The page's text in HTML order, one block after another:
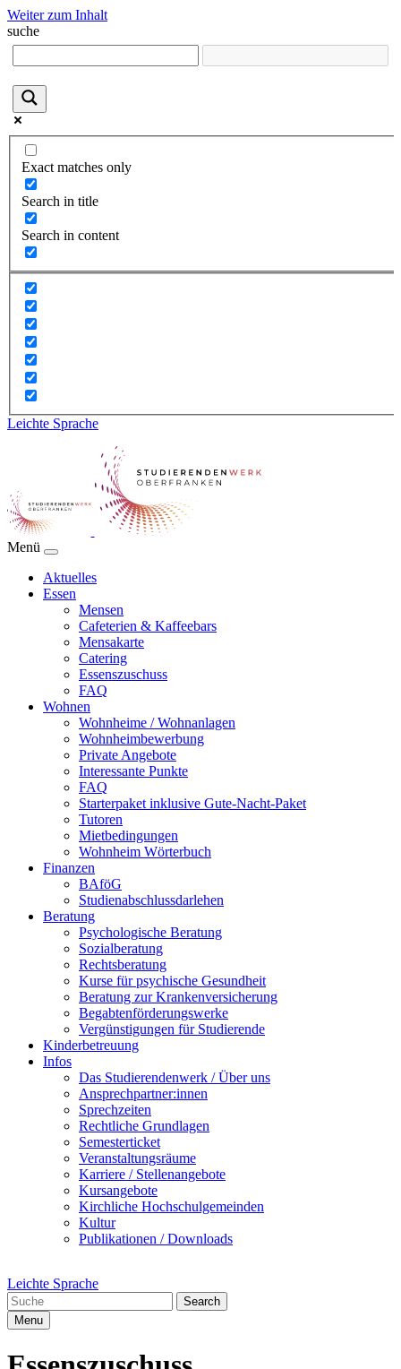
Weiter zum Inhalt
suche
Exact matches only
Search in title
Search in content
Leichte Sprache
Menü
Aktuelles
Essen
Mensen
Cafeterien & Kaffeebars
Mensakarte
Catering
Essenszuschuss
FAQ
Wohnen
Wohnheime / Wohnanlagen
Wohnheimbewerbung
Private Angebote
Interessante Punkte
FAQ
Starterpaket inklusive Gute-Nacht-Paket
Tutoren
Mietbedingungen
Wohnheim Wörterbuch
Finanzen
BAföG
Studienabschlussdarlehen
Beratung
Psychologische Beratung
Sozialberatung
Rechtsberatung
Kurse für psychische Gesundheit
Beratung zur Krankenversicherung
Begabtenförderungswerke
Vergünstigungen für Studierende
Kinderbetreuung
Infos
Das Studierendenwerk / Über uns
Ansprechpartner:innen
Sprechzeiten
Rechtliche Grundlagen
Semesterticket
Veranstaltungsräume
Karriere / Stellenangebote
Kursangebote
Kirchliche Hochschulgemeinden
Kultur
Publikationen / Downloads
Leichte Sprache
Search
Menu